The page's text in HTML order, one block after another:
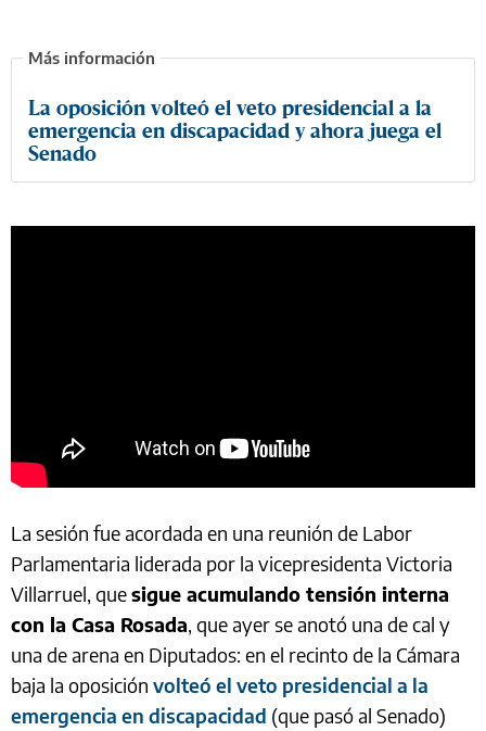
La oposición volteó el veto presidencial a la
emergencia en discapacidad y ahora juega el
Senado
La sesión fue acordada en una reunión de Labor
Parlamentaria liderada por la vicepresidenta Victoria
Villarruel, quesigue acumulando tensión interna
con la Casa Rosada, que ayer se anotó una de cal y
una de arena en Diputados: en el recinto de la Cámara
baja la oposición volteó el veto presidencial a la
emergencia en discapacidad (que pasó al Senado)